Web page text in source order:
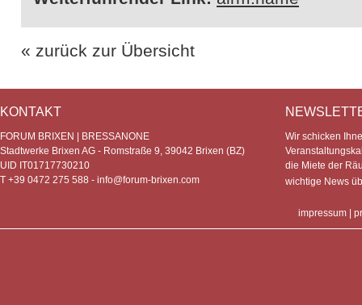
« zurück zur Übersicht
KONTAKT
FORUM BRIXEN | BRESSANONE
Stadtwerke Brixen AG - Romstraße 9, 39042 Brixen (BZ)
UID IT01717730210
T +39 0472 275 588 - info@forum-brixen.com
Wir schicken
die Miete der
wichtige News
impressum